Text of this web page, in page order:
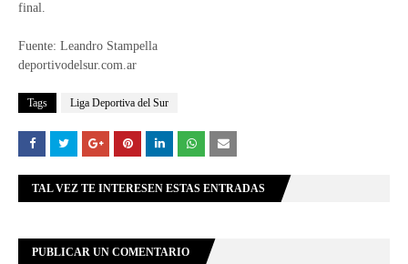
final.
Fuente: Leandro Stampella
deportivodelsur.com.ar
Tags Liga Deportiva del Sur
TAL VEZ TE INTERESEN ESTAS ENTRADAS
PUBLICAR UN COMENTARIO